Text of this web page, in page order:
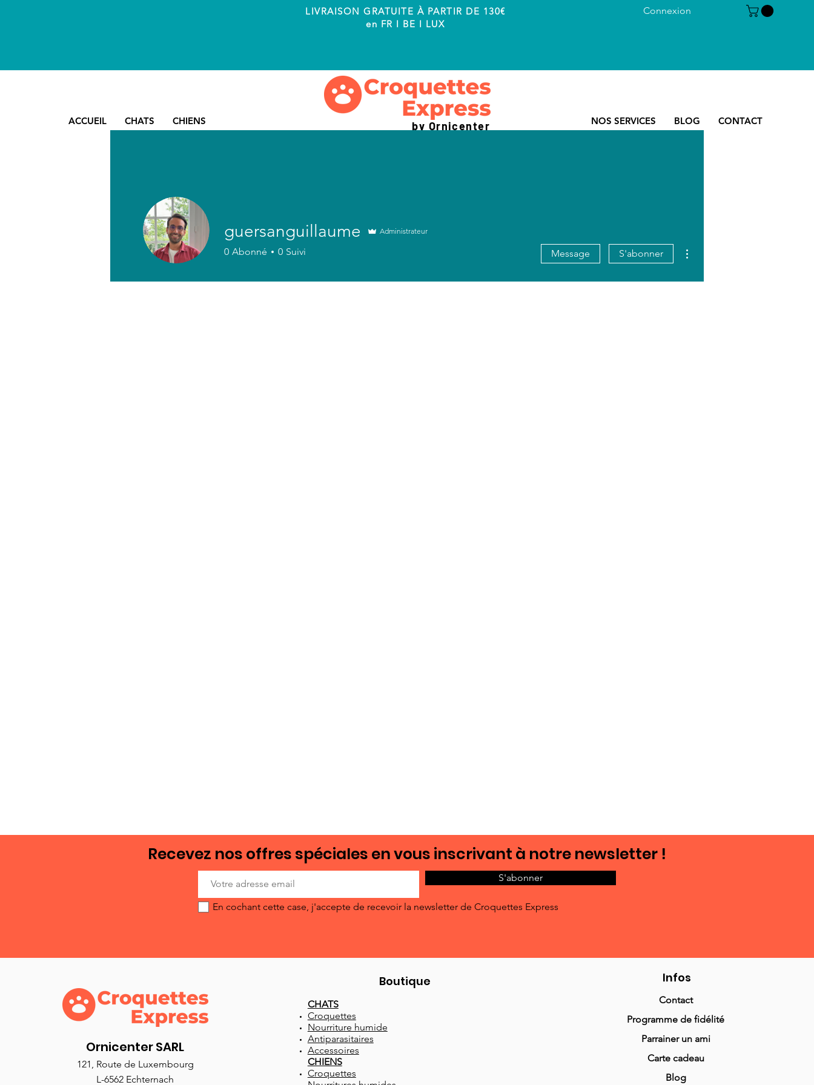
LIVRAISON GRATUITE À PARTIR DE 130€
en FR I BE I LUX
Connexion
CHIENS
CHATS
ACCUEIL by Ornicenter CONTACT
BLOG
NOS SERVICES
guersanguillaume Administrateur
0 Abonné 0 Suivi Message S'abonner
Recevez nos offres spéciales en vous inscrivant à notre newsletter !
S'abonner
En cochant cette case, j'accepte de recevoir la newsletter de Croquettes Express
Ornicenter SARL
121, Route de Luxembourg
L-6562 Echternach
Boutique
CHATS
Croquettes
Nourriture humide
Antiparasitaires
Accessoires
CHIENS
Croquettes
Infos
Contact
Programme de fidélité
Parrainer un ami
Carte cadeau
Blog